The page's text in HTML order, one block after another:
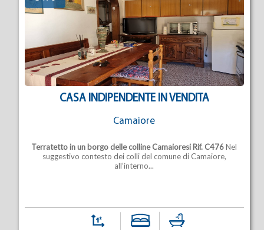
CASA INDIPENDENTE IN VENDITA
Camaiore
Terratetto in un borgo delle colline Camaioresi Rif. C476Nel
suggestivo contesto dei colli del comune di Camaiore,
all’interno...